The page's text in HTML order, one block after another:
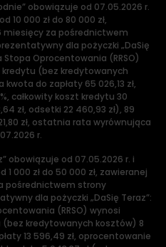
obowiązuje od 07.05.2026 r.
10 000 zł do 80 000 zł,
miesięcy za pośrednictwem
dla pożyczki „DaSię
Oprocentowania (RRSO)
kredytu (bez kredytowanych
do zapłaty 65 026,13 zł,
całkowity koszt kredytu 30
zł, odsetki 22 460,93 zł), 89
zł, ostatnia rata wyrównująca
r.
obowiązuje od 07.05.2026 r. i
000 zł do 50 000 zł, zawieranej
pośrednictwem strony
dla pożyczki „DaSię Teraz”:
(RRSO) wynosi
(bez kredytowanych kosztów) 8
13 596,49 zł, oprocentowanie